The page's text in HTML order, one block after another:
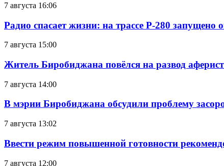
7 августа 16:06
Радио спасает жизни: на трассе Р-280
7 августа 15:00
Житель Биробиджана повёлся на развод
7 августа 14:00
В мэрии Биробиджана обсудили проблему
7 августа 13:02
Ввести режим повышенной готовности
7 августа 12:00